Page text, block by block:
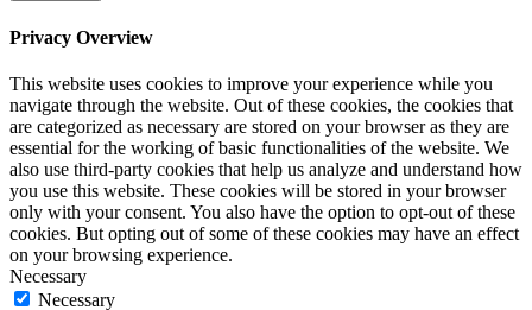
Privacy Overview
This website uses cookies to improve your experience while you
navigate through the website. Out of these cookies, the cookies that
are categorized as necessary are stored on your browser as they are
essential for the working of basic functionalities of the website. We
also use third-party cookies that help us analyze and understand how
you use this website. These cookies will be stored in your browser
only with your consent. You also have the option to opt-out of these
cookies. But opting out of some of these cookies may have an effect
on your browsing experience.
Necessary
Necessary